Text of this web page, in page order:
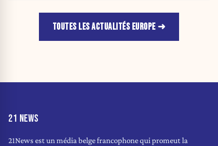
TOUTES LES ACTUALITÉS EUROPE
21 NEWS
21News est un média belge francophone qui promeut la